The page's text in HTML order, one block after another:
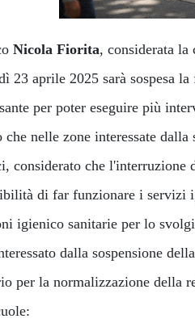
Nicola Fiorita, considerata
23 aprile 2025 sarà sospesa
per poter eseguire più
che nelle zone interessate
considerato che l'interruzione
di far funzionare i servizi
igienico sanitarie per lo
dalla sospensione
per la normalizzazione della